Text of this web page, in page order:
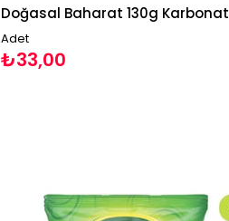
Doğasal Baharat 130g Karbonat
Adet
₺33,00